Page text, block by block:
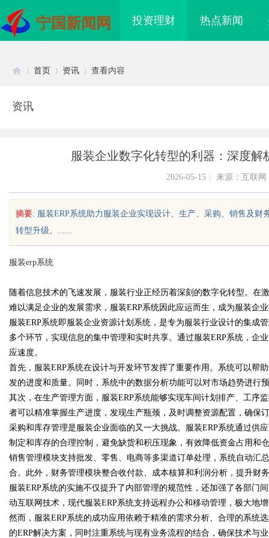
宁国新闻网 投资理财 热点新闻
uz
!
首页 资讯 查看内容
资讯
服装企业数字化转型的利器：深度
2026-05-15 来源：互联网
摘要: 服装ERP系统助力服装企业实现设计、生产、采购、销售及
转型升级。......
服装erp系统
随着信息技术的飞速发展，服装行业正经历着深刻的数字化转型。在
难以满足企业的发展需求，服装ERP系统因此应运而生，成为服装企
服装ERP系统即服装企业资源计划系统，是专为服装行业设计的集成
多个环节，实现信息的集中管理和实时共享。通过服装ERP系统，企
应速度。
首先，服装ERP系统在设计与开发环节发挥了重要作用。系统可以帮
发的进度和质量。同时，系统中的数据分析功能可以对市场趋势进行
其次，在生产管理方面，服装ERP系统能够实现车间计划排产、工序
者可以精准掌握生产进度，发现生产瓶颈，及时调整资源配置，确保
采购和库存管理是服装企业面临的又一大挑战。服装ERP系统通过供
制定和库存的合理控制，避免缺货和积压现象，有效降低资金占用和
销售管理模块支持批发、零售、电商等多渠道订单处理，系统自动汇
合。此外，财务管理模块整合收付款、成本核算和利润分析，提升财
服装ERP系统的实施不仅提升了内部管理的规范性，还加强了各部门
动互联网技术，现代服装ERP系统支持远程办公和移动管理，极大地
然而，服装ERP系统的成功应用依赖于精准的需求分析、合理的系统
的ERP解决方案，同时注重系统与现有业务流程的结合，确保技术与
影的合法途径与资
究竟藏着哪些行业秘诀？